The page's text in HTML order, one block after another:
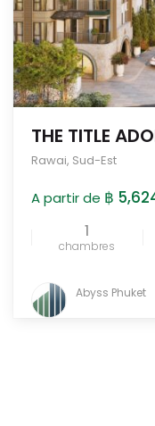
THE TITLE
Rawai, Sud-Est
A partir de ฿
1
chambres
Abyss Phuket